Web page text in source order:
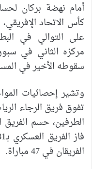
أمام نهضة بركان
كأس الاتحاد
على التوالي في
مركزه الثاني في
سقوطه الأخير في
وتشير إحصائيات
الفريقان في 47 مباراة.